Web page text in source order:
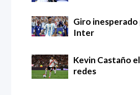
Giro
Inter
Kevin Castaño
redes